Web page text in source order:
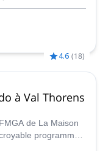
4.6 (18)
à Val Thorens
de La Maison
programme